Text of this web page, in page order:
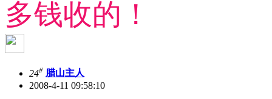
多钱收的！
24# 腊山主人
2008-4-11 09:58:10